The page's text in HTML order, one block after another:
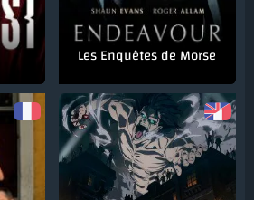
Les Enquêtes de Morse